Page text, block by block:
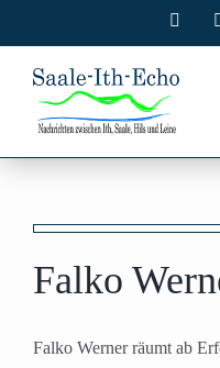
Inhalt
springen
Falko
Falko Werner räumt ab